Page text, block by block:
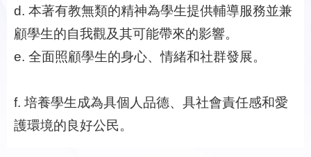
d. 本著有教無類的精神為學生提供輔導服務並兼
顧學生的自我觀及其可能帶來的影響。
e. 全面照顧學生的身心、情緒和社群發展。
f. 培養學生成為具個人品德、具社會責任感和愛
護環境的良好公民。